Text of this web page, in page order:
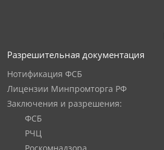
Разрешительная документация
Нотификация ФСБ
Лицензии Минпромторга РФ
Заключения и разрешения:
ФСБ
РЧЦ